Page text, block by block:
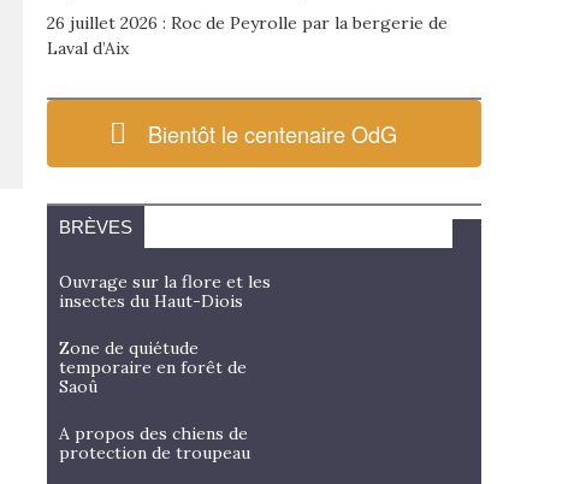
26 juillet 2026 : Roc de Peyrolle par la bergerie de
Laval d’Aix
Bientôt le centenaire OdG
BRÈVES
Ouvrage sur la flore et les
insectes du Haut-Diois
Zone de quiétude
temporaire en forêt de
Saoû
A propos des chiens de
protection de troupeau